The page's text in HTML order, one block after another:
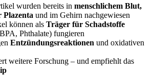
wurden bereits in menschlichem Blut,
Plazenta und im Gehirn nachgewiesen
können als Träger für Schadstoffe
Phthalate) fungieren
Entzündungsreaktionen und oxidativen
weitere Forschung – und empfiehlt das